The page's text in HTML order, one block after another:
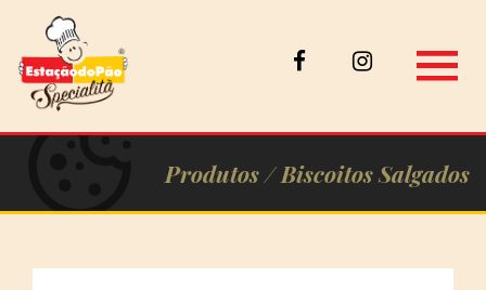
Produtos /Biscoitos Salgados